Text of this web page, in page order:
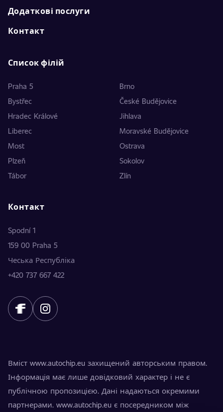
Додаткові послуги
Контакт
Список філій
Praha 5
Brno
Bystřec
České Budějovice
Hradec Králové
Jihlava
Liberec
Moravské Budějovice
Most
Ostrava
Plzeň
Sokolov
Tábor
Zlín
Контакт
Spodní 1
159 00 Praha 5
Чеська Республіка
+420 737 667 422
Вміст www.autochip.eu захищений авторським правом.
Інформація має лише довідковий характер і не є
публічною пропозицією. Дані надаються окремими
партнерами. www.autochip.eu є посередником між